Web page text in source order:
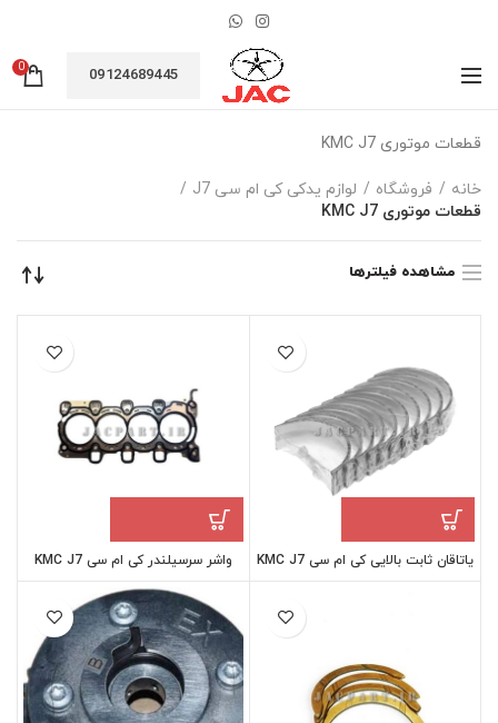
09124689445
0
قطعات موتوری KMC J7
خانه فروشگاه
لوازم یدکی کی ام سی J7
قطعات موتوری KMC J7
مشاهده فیلترها
یاتاقان ثابت بالایی کی ام سی KMC J7 واشر سرسیلندر کی ام سی KMC J7